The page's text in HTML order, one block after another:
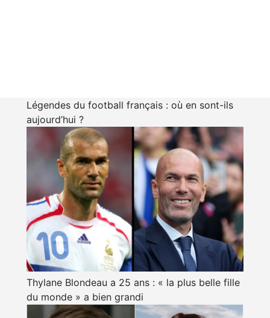
Légendes du football français : où en sont-ils
aujourd’hui ?
Thylane Blondeau a 25 ans : « la plus belle fille
du monde » a bien grandi